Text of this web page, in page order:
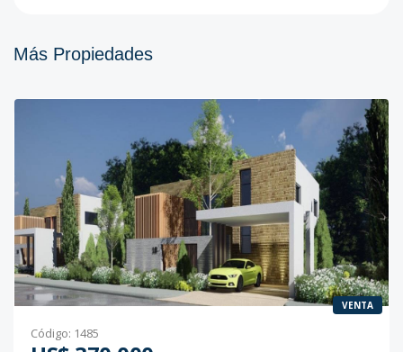
Más Propiedades
VENTA
Código: 1485